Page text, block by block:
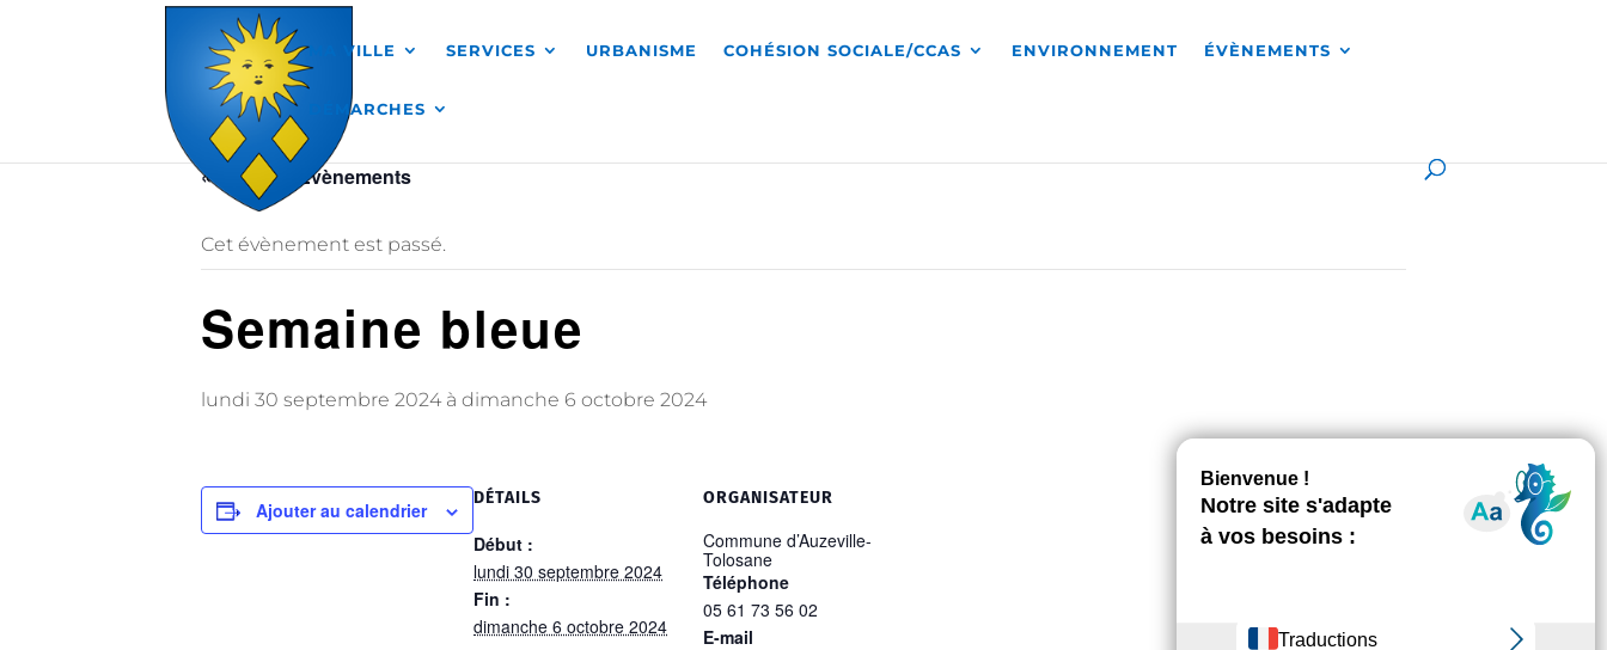
MA VILLE SERVICES URBANISME COHÉSION SOCIALE/CCAS ENVIRONNEMENT ÉVÈNEMENTS
DÉMARCHES
« Tous les Évènements
Cet évènement est passé.
Semaine bleue
lundi 30 septembre 2024à dimanche 6 octobre 2024
Ajouter au calendrier
DÉTAILS
Début :
lundi 30 septembre 2024
Fin :
dimanche 6 octobre 2024
ORGANISATEUR
Commune d’Auzeville-
Tolosane
Téléphone
05 61 73 56 02
E-mail